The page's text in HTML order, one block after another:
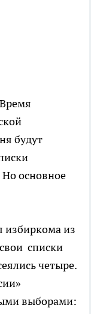
будут
основное
избиркома из
списки
четыре.
выборами: